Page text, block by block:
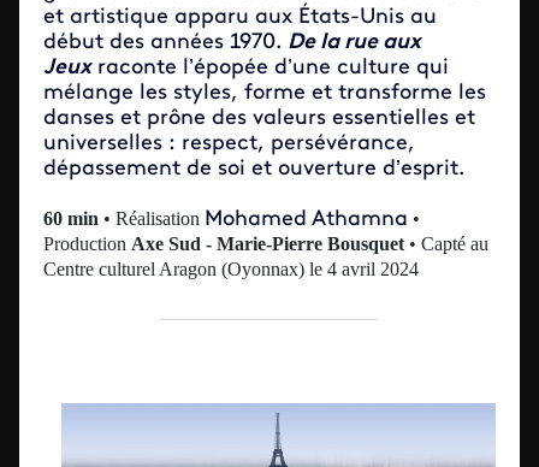
et artistique apparu aux États-Unis au
début des années 1970. De la rue aux
Jeuxraconte l’épopée d’une culture qui
mélange les styles, forme et transforme les
danses et prône des valeurs essentielles et
universelles : respect, persévérance,
dépassement de soi et ouverture d’esprit.
60 min • Réalisation Mohamed Athamna •
Production Axe Sud - Marie-Pierre Bousquet • Capté au
Centre culturel Aragon (Oyonnax) le 4 avril 2024